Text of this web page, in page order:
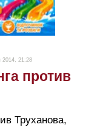
2014, 21:28
против
Труханова,